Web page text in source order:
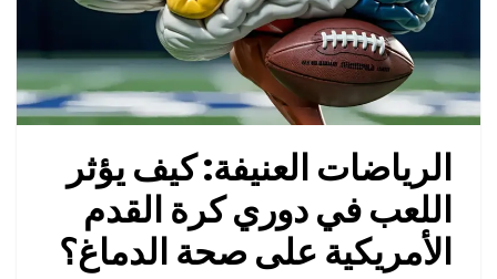
الرياضات العنيفة: كيف يؤثر
اللعب في دوري كرة القدم
الأمريكية على صحة الدماغ؟